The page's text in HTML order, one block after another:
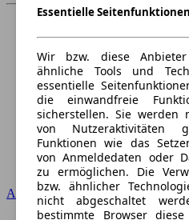
Audi
Essentielle Seitenfunktionen
Wir bzw. diese
ähnliche Tools und
essentielle
die einwandfreie
sicherstellen. Sie werden
von Nutzeraktivitäten
Funktionen wie das
von Anmeldedaten oder
zu ermöglichen. Die
bzw. ähnlicher
nicht abgeschaltet
bestimmte Browser